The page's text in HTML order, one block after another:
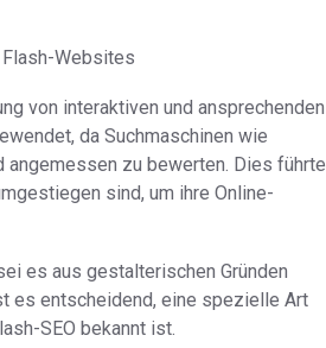
Flash-Websites
von interaktiven und ansprechenden
da Suchmaschinen wie
angemessen zu bewerten. Dies führte
sind, um ihre Online-
es aus gestalterischen Gründen
es entscheidend, eine spezielle Art
SEO bekannt ist.